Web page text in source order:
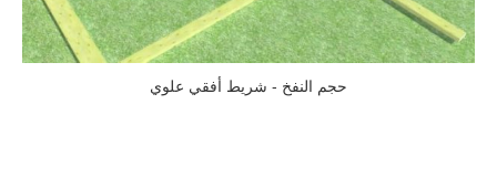
حجم النفخ - شريط أفقي علوي